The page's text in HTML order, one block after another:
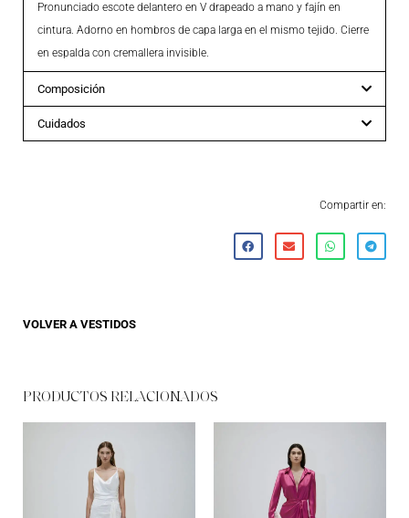
Pronunciado escote delantero en V drapeado a mano y fajín en
cintura. Adorno en hombros de capa larga en el mismo tejido. Cierre
en espalda con cremallera invisible.
Composición
Cuidados
Compartir en:
VOLVER A VESTIDOS
PRODUCTOS RELACIONADOS